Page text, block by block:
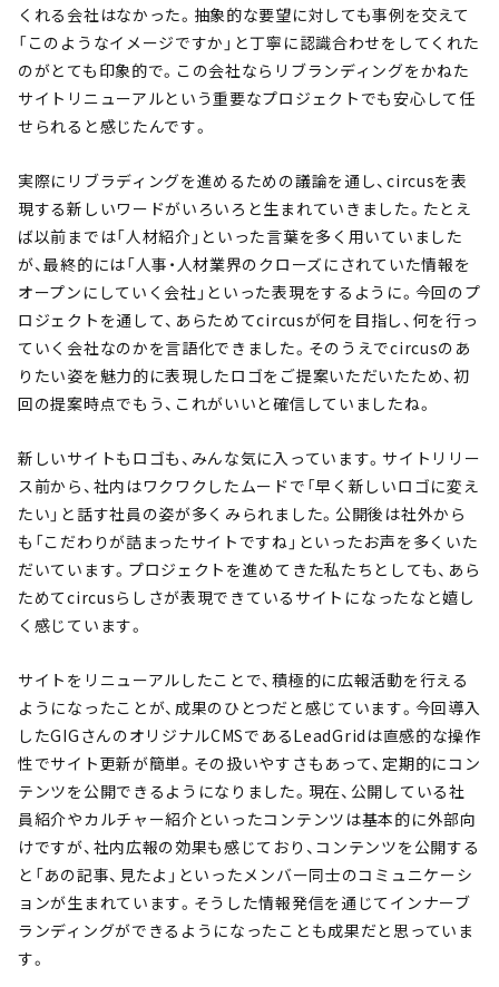
くれる会社はなかった。抽象的な要望に対しても事例を交えて
「このようなイメージですか」と丁寧に認識合わせをしてくれた
のがとても印象的で。この会社ならリブランディングをかねた
サイトリニューアルという重要なプロジェクトでも安心して任
せられると感じたんです。
実際にリブラディングを進めるための議論を通し、circusを表
現する新しいワードがいろいろと生まれていきました。たとえ
ば以前までは「人材紹介」といった言葉を多く用いていました
が、最終的には「人事・人材業界のクローズにされていた情報を
オープンにしていく会社」といった表現をするように。今回のプ
ロジェクトを通して、あらためてcircusが何を目指し、何を行っ
ていく会社なのかを言語化できました。そのうえでcircusのあ
りたい姿を魅力的に表現したロゴをご提案いただいたため、初
回の提案時点でもう、これがいいと確信していましたね。
新しいサイトもロゴも、みんな気に入っています。サイトリリー
ス前から、社内はワクワクしたムードで「早く新しいロゴに変え
たい」と話す社員の姿が多くみられました。公開後は社外から
も「こだわりが詰まったサイトですね」といったお声を多くいた
だいています。プロジェクトを進めてきた私たちとしても、あら
ためてcircusらしさが表現できているサイトになったなと嬉し
く感じています。
サイトをリニューアルしたことで、積極的に広報活動を行える
ようになったことが、成果のひとつだと感じています。今回導入
したGIGさんのオリジナルCMSであるLeadGridは直感的な操作
性でサイト更新が簡単。その扱いやすさもあって、定期的にコン
テンツを公開できるようになりました。現在、公開している社
員紹介やカルチャー紹介といったコンテンツは基本的に外部向
けですが、社内広報の効果も感じており、コンテンツを公開する
と「あの記事、見たよ」といったメンバー同士のコミュニケーシ
ョンが生まれています。そうした情報発信を通じてインナーブ
ランディングができるようになったことも成果だと思っていま
す。